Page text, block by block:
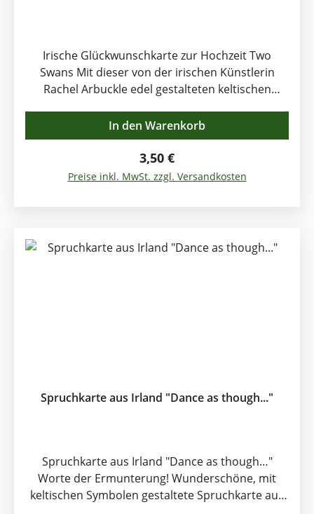
Irische Glückwunschkarte zur Hochzeit Two
Swans Mit dieser von der irischen Künstlerin
Rachel Arbuckle edel gestalteten keltischen
Schwänen, die der Legende nach mit dem
irischen Liebesgott und Schutzpatron der
Liebenden in Verbindung stehen, können Sie dem
frisch vermählten Brautpaar zur Hochzeit
Liebhaber! Klappkarte mit Kuvert. Innen blank.
Regulärer Preis:
3,50 €
Preise inkl. MwSt. zzgl. Versandkosten
In den Warenkorb
Spruchkarte aus Irland "Dance as though..."
Spruchkarte aus Irland "Dance as though…"
Worte der Ermunterung! Wunderschöne, mit
keltischen Symbolen gestaltete Spruchkarte aus